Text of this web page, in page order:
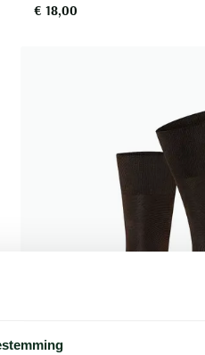
€ 18,00